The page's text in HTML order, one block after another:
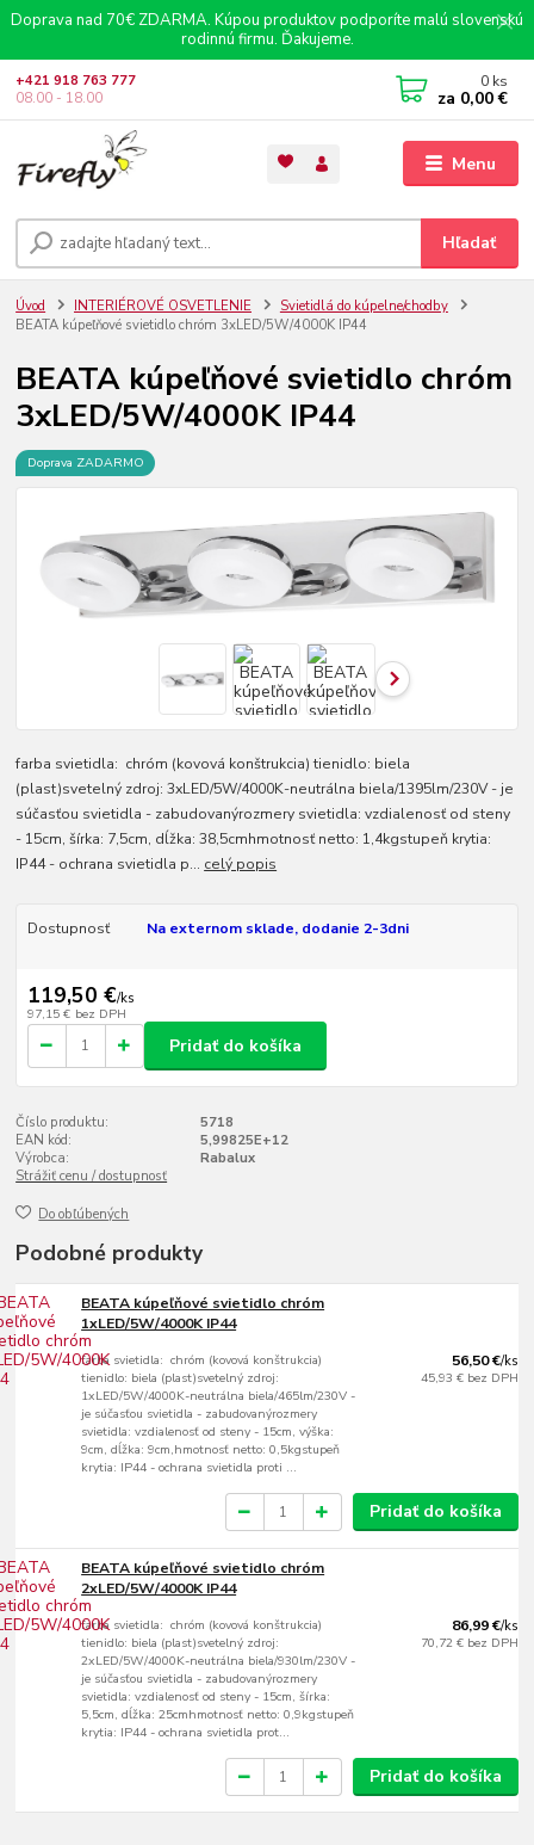
Doprava nad 70€ ZDARMA. Kúpou produktov podporíte malú slovenskú
rodinnú firmu. Ďakujeme.
Menu
Hľadať
+421 918 763 777
08.00 - 18.00
0 ks
za 0,00 €
Úvod INTERIÉROVÉ OSVETLENIE
Svietidlá do kúpelne/chodby
BEATA kúpeľňové svietidlo chróm 3xLED/5W/4000K IP44
BEATA kúpeľňové svietidlo chróm
3xLED/5W/4000K IP44
Doprava ZADARMO
farba svietidla: chróm (kovová konštrukcia) tienidlo: biela
(plast)svetelný zdroj: 3xLED/5W/4000K-neutrálna biela/1395lm/230V - je
súčasťou svietidla - zabudovanýrozmery svietidla: vzdialenosť od steny
- 15cm, šírka: 7,5cm, dĺžka: 38,5cmhmotnosť netto: 1,4kgstupeň krytia:
IP44 - ochrana svietidla p... celý popis
Dostupnosť Na externom sklade, dodanie 2-3dni
119,50 €/ks
97,15 € bez DPH
Pridať do košíka
Číslo produktu:
5718
EAN kód:
5,99825E+12
Výrobca:
Rabalux
Strážiť cenu / dostupnosť
Do obľúbených
Podobné produkty
BEATA kúpeľňové svietidlo chróm
1xLED/5W/4000K IP44
farba svietidla: chróm (kovová konštrukcia)
tienidlo: biela (plast)svetelný zdroj:
1xLED/5W/4000K-neutrálna biela/465lm/230V -
je súčasťou svietidla - zabudovanýrozmery
svietidla: vzdialenosť od steny - 15cm, výška:
9cm, dĺžka: 9cm,hmotnosť netto: 0,5kgstupeň
krytia: IP44 - ochrana svietidla proti ...
56,50 €/ks
45,93 € bez DPH
Pridať do košíka
BEATA kúpeľňové svietidlo chróm
2xLED/5W/4000K IP44
farba svietidla: chróm (kovová konštrukcia)
tienidlo: biela (plast)svetelný zdroj:
2xLED/5W/4000K-neutrálna biela/930lm/230V -
je súčasťou svietidla - zabudovanýrozmery
svietidla: vzdialenosť od steny - 15cm, šírka:
5,5cm, dĺžka: 25cmhmotnosť netto: 0,9kgstupeň
krytia: IP44 - ochrana svietidla prot...
86,99 €/ks
70,72 € bez DPH
Pridať do košíka